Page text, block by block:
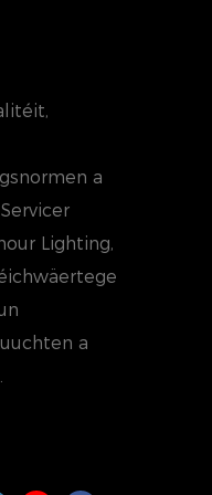
a
Lighting,
a